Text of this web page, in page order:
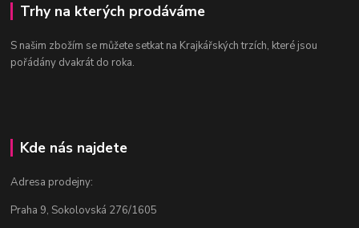
Trhy na kterých prodáváme
S našim zbožím se můžete setkat na Krajkářských trzích, které jsou
pořádány dvakrát do roka.
Kde nás najdete
Adresa prodejny:
Praha 9, Sokolovská 276/1605